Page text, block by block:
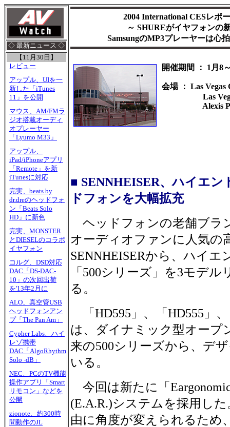
◇ 最新ニュース ◇
【11月30日】
レビュー
アップル、UIを一
新した「iTunes
11」を公開
マウス、AM/FMラ
ジオ搭載オーディ
オプレーヤー
「Lyumo M33」
アップル、
iPad/iPhoneアプリ
「Remote」を新
iTunesに対応
完実、beats by
dr.dreのヘッドフォ
ン「Beats Solo
HD」に新色
完実、MONSTER
とDIESELのコラボ
イヤフォン
コルグ、DSD対応
DAC「DS-DAC-
10」の次回出荷
を'13年2月に
ALO、真空管USB
ヘッドフォンアン
プ「The Pan Am」
Cypher Labs、ハイ
レゾ携帯
DAC「AlgoRhythm
Solo -dB」
NEC、PCのTV機能
操作アプリ「Smart
リモコン」などを
公開
zionote、約300時
間動作のJL
2004 International CESレポ
～ SHUREがイヤフォンの
SamsungのMP3プレーヤーは心
開催期間 ： 1月8
会場 ： Las Vegas
Las Vegas
Alexis
■ SENNHEISER、ハイエ
ドフォンを大幅拡充
ヘッドフォンの老舗ブラ
オーディオファンに人気の
SENNHEISERから、ハイエ
「500シリーズ」を3モデル
る。
「HD595」、「HD555」
は、ダイナミック型オープ
来の500シリーズから、デ
いる。
今回は新たに「
(E.A.R.)システムを採用し
由に角度が変えられるため